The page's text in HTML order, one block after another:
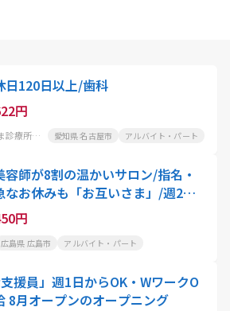
日120日以上/歯科
円
北医療生活協同組合 あじま診療所歯科 愛知県 名古屋市 アルバイト・パート
師が8割の温かいサロン/指名・
なお休みも「お互いさま」/週2
円
広島県 広島市 アルバイト・パート
援員」週1日からOK・WワークO
8月オープンのオープニング